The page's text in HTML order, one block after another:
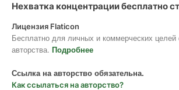
Нехватка концентрации бесплатно
Лицензия Flaticon
Бесплатно для личных и коммерческих целей
авторства. Подробнее
Ссылка на авторство обязательна.
Как ссылаться на авторство?